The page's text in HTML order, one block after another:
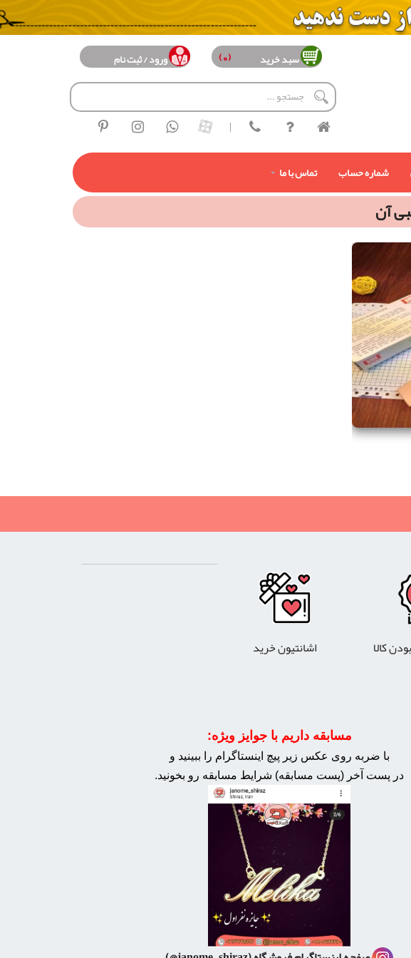
سبد خرید (0) ورود / ثبت نام
|
شماره حساب تماس با ما
آن
کالا اشانتیون خرید
مسابقه داریم با جوایز ویژه:
با ضربه روی عکس زیر پیچ اینستاگرام را ببینید و
در پست آخر (پست مسابقه) شرایط مسابقه رو بخونید.